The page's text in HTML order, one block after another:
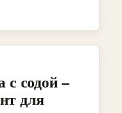
с содой –
для